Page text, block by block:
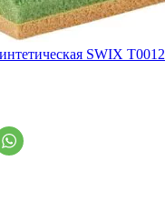
SWIX T0012